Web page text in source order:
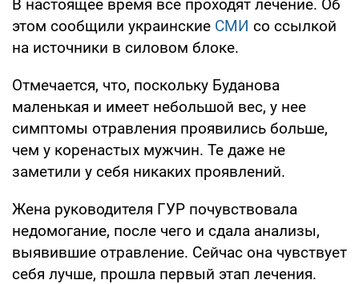
В настоящее время все проходят лечение. Об
этом сообщили украинские СМИ со ссылкой
на источники в силовом блоке.
Отмечается, что, поскольку Буданова
маленькая и имеет небольшой вес, у нее
симптомы отравления проявились больше,
чем у коренастых мужчин. Те даже не
заметили у себя никаких проявлений.
Жена руководителя ГУР почувствовала
недомогание, после чего и сдала анализы,
выявившие отравление. Сейчас она чувствует
себя лучше, прошла первый этап лечения.